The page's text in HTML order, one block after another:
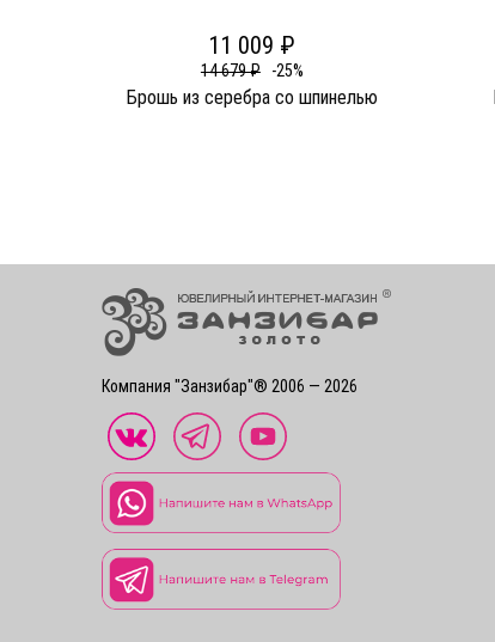
11 009 ₽
14 679 ₽ -25%
Брошь из серебра со шпинелью
Компания "Занзибар"® 2006 — 2026